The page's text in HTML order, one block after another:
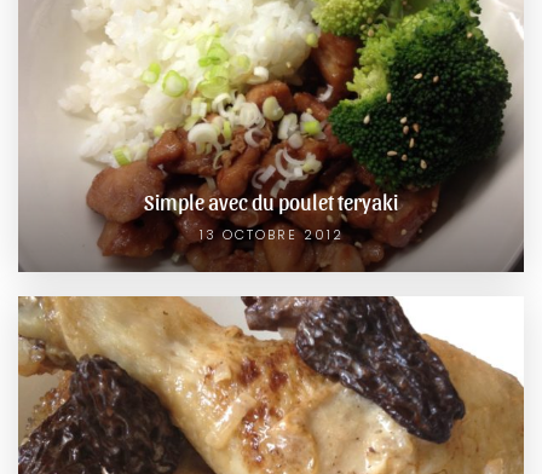
Simple avec du poulet teryaki
13 OCTOBRE 2012